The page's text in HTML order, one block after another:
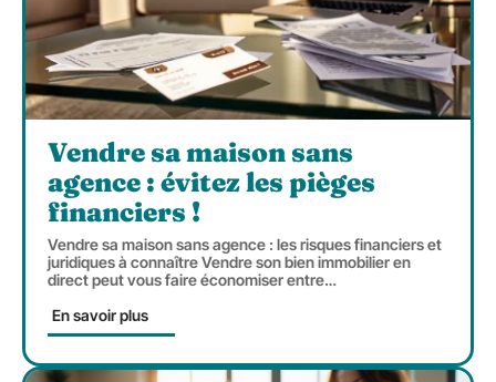
Vendre sa maison sans
agence : évitez les pièges
financiers !
Vendre sa maison sans agence : les risques financiers et
juridiques à connaître Vendre son bien immobilier en
direct peut vous faire économiser entre…
En savoir plus